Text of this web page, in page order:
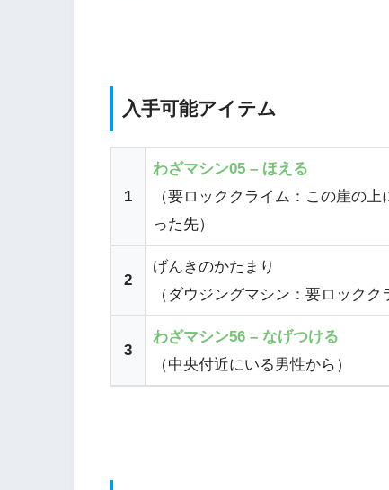
入手可能アイテム
1
わざマシン05 – ほえる
（要ロッククライム：この崖の
った先）
2
げんきのかたまり
（ダウジングマシン：要ロック
3
わざマシン56 – なげつける
（中央付近にいる男性から）